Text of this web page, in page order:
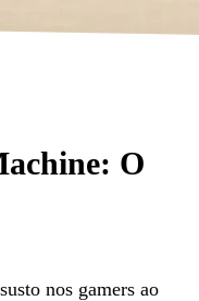
O
nos gamers ao